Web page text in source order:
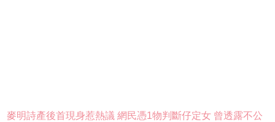
麥明詩產後首現身惹熱議 網民憑1物判斷仔定女 曾透露不公